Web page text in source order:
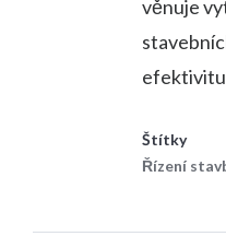
věnuje
efektivitu
Štítky
Řízení